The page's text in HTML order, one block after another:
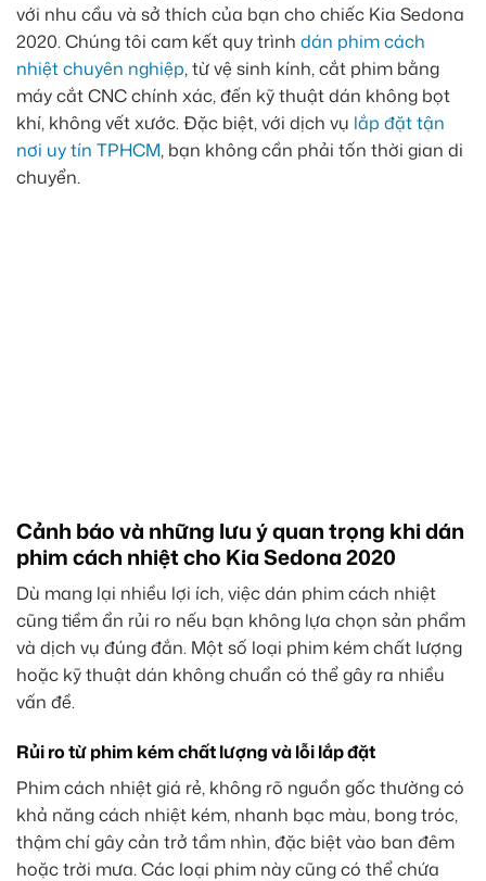
với nhu cầu và sở thích của bạn cho chiếc Kia Sedona
2020. Chúng tôi cam kết quy trình dán phim cách
nhiệt chuyên nghiệp, từ vệ sinh kính, cắt phim bằng
máy cắt CNC chính xác, đến kỹ thuật dán không bọt
khí, không vết xước. Đặc biệt, với dịch vụ lắp đặt tận
nơi uy tín TPHCM, bạn không cần phải tốn thời gian di
chuyển.
Cảnh báo và những lưu ý quan trọng khi dán
phim cách nhiệt cho Kia Sedona 2020
Dù mang lại nhiều lợi ích, việc dán phim cách nhiệt
cũng tiềm ẩn rủi ro nếu bạn không lựa chọn sản phẩm
và dịch vụ đúng đắn. Một số loại phim kém chất lượng
hoặc kỹ thuật dán không chuẩn có thể gây ra nhiều
vấn đề.
Rủi ro từ phim kém chất lượng và lỗi lắp đặt
Phim cách nhiệt giá rẻ, không rõ nguồn gốc thường có
khả năng cách nhiệt kém, nhanh bạc màu, bong tróc,
thậm chí gây cản trở tầm nhìn, đặc biệt vào ban đêm
hoặc trời mưa. Các loại phim này cũng có thể chứa